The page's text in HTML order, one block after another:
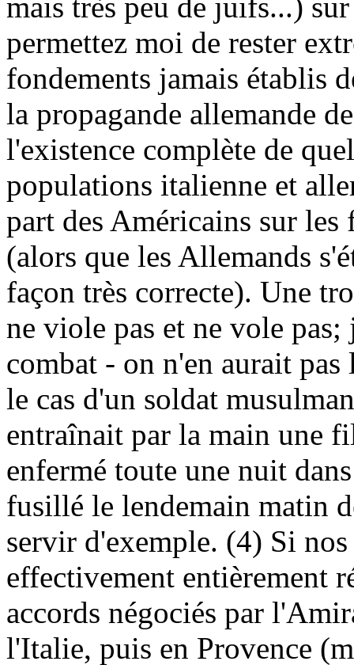
permettez moi de rester
fondements jamais établis
la propagande allemande
l'existence complète de
populations italienne et
part des Américains sur les
(alors que les Allemands
façon très correcte). Une
ne viole pas et ne vole
combat - on n'en aurait
le cas d'un soldat
entraînait par la main une
enfermé toute une nuit
fusillé le lendemain matin
servir d'exemple. (4) Si
effectivement entièrement
accords négociés par
l'Italie, puis en Provence